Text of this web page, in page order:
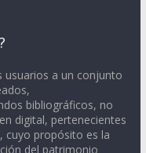
usuarios a un conjunto
bibliográficos, no
digital, pertenecientes
cuyo propósito es la
del patrimonio